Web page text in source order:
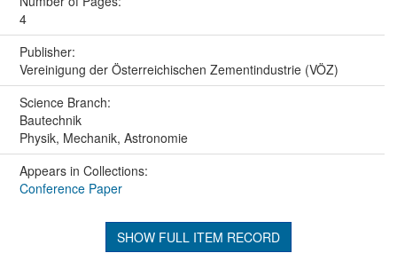
4
Publisher:
Vereinigung der Österreichischen Zementindustrie (VÖZ)
Science Branch:
Bautechnik
Physik, Mechanik, Astronomie
Appears in Collections:
Conference Paper
SHOW FULL ITEM RECORD